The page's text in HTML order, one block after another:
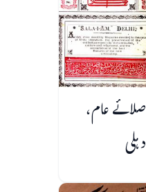
صلائے عام،
دہلی